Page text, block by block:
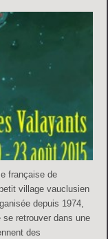
française de
village vauclusien
depuis 1974,
se retrouver dans une
des